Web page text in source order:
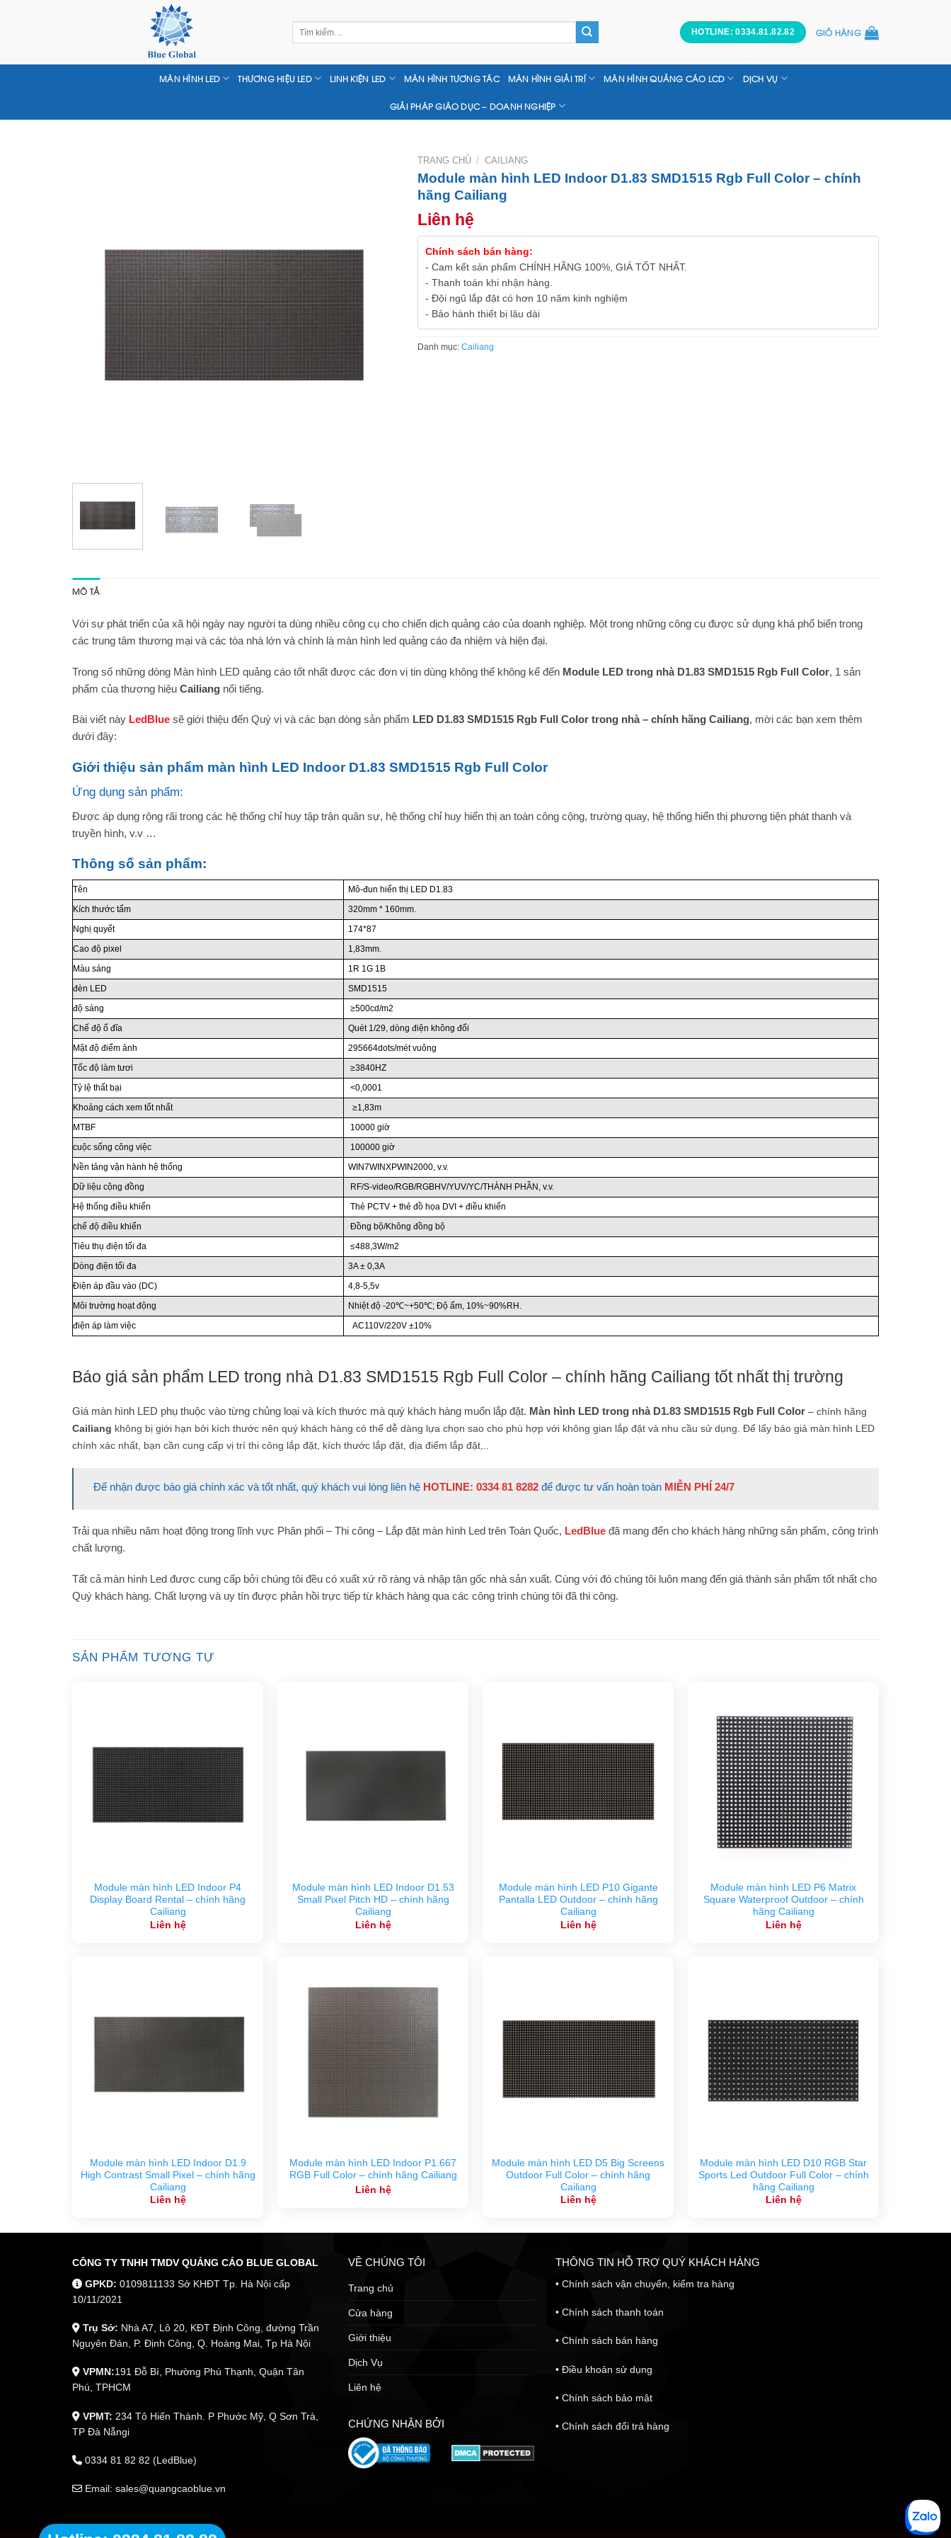
Tìm
HOTLINE: 0334.81.82.82 GIỎ HÀNG
MÀN HÌNH LED THƯƠNG HIỆU LED LINH KIỆN LED MÀN HÌNH TƯƠNG TÁC MÀN HÌNH GIẢI TRÍ MÀN HÌNH QUẢNG CÁO LCD DỊCH VỤ
GIẢI PHÁP GIÁO DỤC – DOANH NGHIỆP
TRANG CHỦ / CAILIANG
Module màn hình LED Indoor D1.83 SMD1515 Rgb Full Color – chính
hãng Cailiang
Liên hệ
Chính sách bán hàng:
- Cam kết sản phẩm CHÍNH HÃNG 100%, GIÁ TỐT NHẤT.
- Thanh toán khi nhận hàng.
- Đội ngũ lắp đặt có hơn 10 năm kinh nghiệm
- Bảo hành thiết bị lâu dài
Danh mục: Cailiang
MÔ TẢ
Với sự phát triển của xã hội ngày nay người ta dùng nhiều công cụ cho chiến dịch quảng cáo của doanh nghiệp. Một trong những công cụ được sử dụng khá phổ biến trong
các trung tâm thương mại và các tòa nhà lớn và chính là màn hình led quảng cáo đa nhiệm và hiện đại.
Trong số những dòng Màn hình LED quảng cáo tốt nhất được các đơn vị tin dùng không thể không kể đến Module LED trong nhà D1.83 SMD1515 Rgb Full Color, 1 sản
phẩm của thương hiệu Cailiang nổi tiếng.
Bài viết này LedBlue sẽ giới thiệu đến Quý vị và các bạn dòng sản phẩm LED D1.83 SMD1515 Rgb Full Color trong nhà – chính hãng Cailiang, mời các bạn xem thêm
dưới đây:
Giới thiệu sản phẩm màn hình LED Indoor D1.83 SMD1515 Rgb Full Color
Ứng dụng sản phẩm:
Được áp dụng rộng rãi trong các hệ thống chỉ huy tập trận quân sự, hệ thống chỉ huy hiển thị an toàn công cộng, trường quay, hệ thống hiển thị phương tiện phát thanh và
truyền hình, v.v …
Thông số sản phẩm:
Tên
Mô-đun hiển thị LED D1.83
Kích thước tấm
320mm * 160mm.
Nghị quyết
174*87
Cao độ pixel
1,83mm.
Màu sáng
1R 1G 1B
đèn LED
SMD1515
độ sáng
≥500cd/m2
Chế độ ổ đĩa
Quét 1/29, dòng điện không đổi
Mật độ điểm ảnh
295664dots/mét vuông
Tốc độ làm tươi
≥3840HZ
Tỷ lệ thất bại
<0,0001
Khoảng cách xem tốt nhất
≥1,83m
MTBF
10000 giờ
cuộc sống công việc
100000 giờ
Nền tảng vận hành hệ thống
WIN7WINXPWIN2000, v.v.
Dữ liệu cộng đồng
RF/S-video/RGB/RGBHV/YUV/YC/THÀNH PHẦN, v.v.
Hệ thống điều khiển
Thẻ PCTV + thẻ đồ họa DVI + điều khiển
chế độ điều khiển
Đồng bộ/Không đồng bộ
Tiêu thụ điện tối đa
≤488,3W/m2
Dòng điện tối đa
3A ± 0,3A
Điện áp đầu vào (DC)
4,8-5,5v
Môi trường hoạt động
Nhiệt độ -20℃~+50℃; Độ ẩm, 10%~90%RH.
điện áp làm việc
AC110V/220V ±10%
Báo giá sản phẩm LED trong nhà D1.83 SMD1515 Rgb Full Color – chính hãng Cailiang tốt nhất thị trường
Giá màn hình LED phụ thuộc vào từng chủng loại và kích thước mà quý khách hàng muốn lắp đặt. Màn hình LED trong nhà D1.83 SMD1515 Rgb Full Color – chính hãng
Cailiang không bị giới hạn bởi kích thước nên quý khách hàng có thể dễ dàng lựa chọn sao cho phù hợp với không gian lắp đặt và nhu cầu sử dụng. Để lấy báo giá màn hình LED
chính xác nhất, bạn cần cung cấp vị trí thi công lắp đặt, kích thước lắp đặt, địa điểm lắp đặt,..
Để nhận được báo giá chính xác và tốt nhất, quý khách vui lòng liên hệ HOTLINE: 0334 81 8282 để được tư vấn hoàn toàn MIỄN PHÍ 24/7
Trải qua nhiều năm hoạt động trong lĩnh vực Phân phối – Thi công – Lắp đặt màn hình Led trên Toàn Quốc, LedBlue đã mang đến cho khách hàng những sản phẩm, công trình
chất lượng.
Tất cả màn hình Led được cung cấp bởi chúng tôi đều có xuất xứ rõ ràng và nhập tận gốc nhà sản xuất. Cùng với đó chúng tôi luôn mang đến giá thành sản phẩm tốt nhất cho
Quý khách hàng. Chất lượng và uy tín được phản hồi trực tiếp từ khách hàng qua các công trình chúng tôi đã thi công.
SẢN PHẨM TƯƠNG TỰ
Module màn hình LED Indoor P4
Display Board Rental – chính hãng
Cailiang
Liên hệ
Module màn hình LED Indoor D1.53
Small Pixel Pitch HD – chính hãng
Cailiang
Liên hệ
Module màn hình LED P10 Gigante
Pantalla LED Outdoor – chính hãng
Cailiang
Liên hệ
Module màn hình LED P6 Matrix
Square Waterproof Outdoor – chính
hãng Cailiang
Liên hệ
Module màn hình LED Indoor D1.9
High Contrast Small Pixel – chính hãng
Cailiang
Liên hệ
Module màn hình LED Indoor P1.667
RGB Full Color – chính hãng Cailiang
Liên hệ
Module màn hình LED D5 Big Screens
Outdoor Full Color – chính hãng
Cailiang
Liên hệ
Module màn hình LED D10 RGB Star
Sports Led Outdoor Full Color – chính
hãng Cailiang
Liên hệ
CÔNG TY TNHH TMDV QUẢNG CÁO BLUE GLOBAL
GPKD: 0109811133 Sở KHĐT Tp. Hà Nội cấp
10/11/2021
Trụ Sở: Nhà A7, Lô 20, KĐT Định Công, đường Trần
Nguyên Đán, P. Định Công, Q. Hoàng Mai, Tp Hà Nội
VPMN:191 Đỗ Bí, Phường Phú Thạnh, Quận Tân
Phú, TPHCM
VPMT: 234 Tô Hiến Thành. P Phước Mỹ, Q Sơn Trà,
TP Đà Nẵngi
0334 81 82 82 (LedBlue)
Email: sales@quangcaoblue.vn
VỀ CHÚNG TÔI
Trang chủ
Cửa hàng
Giới thiệu
Dịch Vụ
Liên hệ
CHỨNG NHẬN BỞI
THÔNG TIN HỖ TRỢ QUÝ KHÁCH HÀNG
• Chính sách vận chuyển, kiểm tra hàng
• Chính sách thanh toán
• Chính sách bán hàng
• Điều khoản sử dụng
• Chính sách bảo mật
• Chính sách đổi trả hàng